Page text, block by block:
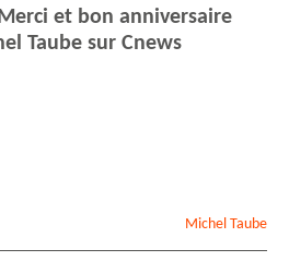
et bon anniversaire
Taube sur Cnews
Michel Taube